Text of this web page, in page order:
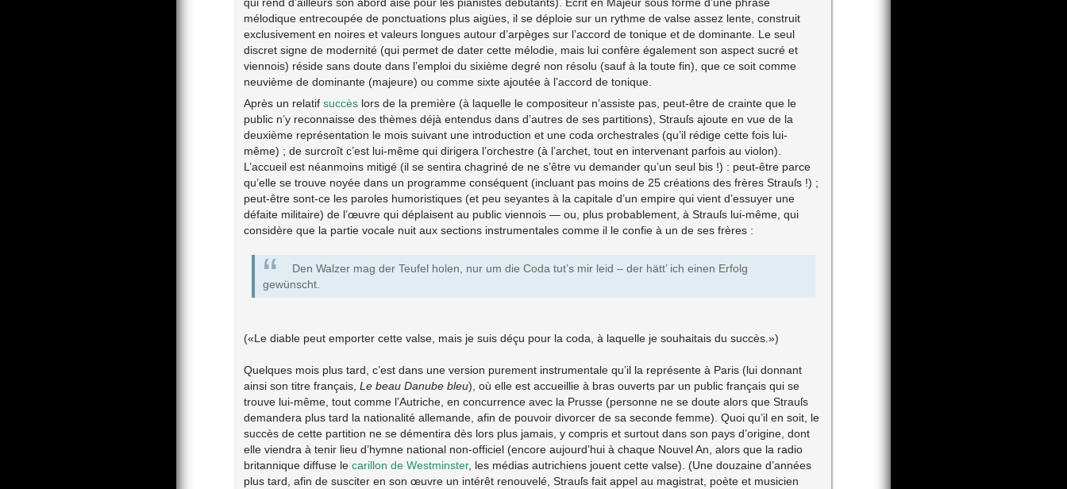
mélodique entrecoupée de ponctuations plus aigües, il se déploie sur un rythme de valse assez lente, construit
exclusivement en noires et valeurs longues autour d’arpèges sur l’accord de tonique et de dominante. Le seul
discret signe de modernité (qui permet de dater cette mélodie, mais lui confère également son aspect sucré et
viennois) réside sans doute dans l’emploi du sixième degré non résolu (sauf à la toute fin), que ce soit comme
neuvième de dominante (majeure) ou comme sixte ajoutée à l’accord de tonique.
Après un relatif succèslors de la première (à laquelle le compositeur n’assiste pas, peut-être de crainte que le
public n’y reconnaisse des thèmes déjà entendus dans d’autres de ses partitions), Strauſs ajoute en vue de la
deuxième représentation le mois suivant une introduction et une coda orchestrales (qu’il rédige cette fois lui-
même) ; de surcroît c’est lui-même qui dirigera l’orchestre (à l’archet, tout en intervenant parfois au violon).
L’accueil est néanmoins mitigé (il se sentira chagriné de ne s’être vu demander qu’un seul bis !) : peut-être parce
qu’elle se trouve noyée dans un programme conséquent (incluant pas moins de 25 créations des frères Strauſs !) ;
peut-être sont-ce les paroles humoristiques (et peu seyantes à la capitale d’un empire qui vient d’essuyer une
défaite militaire) de l’œuvre qui déplaisent au public viennois — ou, plus probablement, à Strauſs lui-même, qui
considère que la partie vocale nuit aux sections instrumentales comme il le confie à un de ses frères :
Den Walzer mag der Teufel holen, nur um die Coda tut’s mir leid – der hätt’ ich einen Erfolg
gewünscht.
(«Le diable peut emporter cette valse, mais je suis déçu pour la coda, à laquelle je souhaitais du succès.»)
Quelques mois plus tard, c’est dans une version purement instrumentale qu’il la représente à Paris (lui donnant
ainsi son titre français, Le beau Danube bleu), où elle est accueillie à bras ouverts par un public français qui se
trouve lui-même, tout comme l’Autriche, en concurrence avec la Prusse (personne ne se doute alors que Strauſs
demandera plus tard la nationalité allemande, afin de pouvoir divorcer de sa seconde femme). Quoi qu’il en soit, le
succès de cette partition ne se démentira dès lors plus jamais, y compris et surtout dans son pays d’origine, dont
elle viendra à tenir lieu d’hymne national non-officiel (encore aujourd’hui à chaque Nouvel An, alors que la radio
britannique diffuse le carillon de Westminster, les médias autrichiens jouent cette valse). (Une douzaine d’années
plus tard, afin de susciter en son œuvre un intérêt renouvelé, Strauſs fait appel au magistrat, poète et musicien